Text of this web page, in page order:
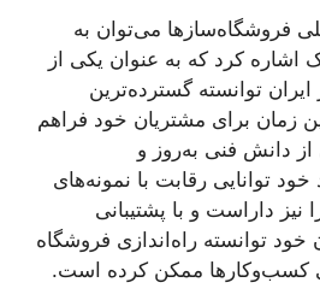
فروشگاه‌سازها می‌توان به
اشاره کرد که به عنوان یکی از
توانسته گسترده‌ترین
زمان برای مشتریان خود فراهم
از دانش فنی به‌روز و
توانایی رقابت با نمونه‌های
داراست و با پشتیبانی
خود توانسته راه‌اندازی فروشگاه
کسب‌وکارها ممکن کرده است.